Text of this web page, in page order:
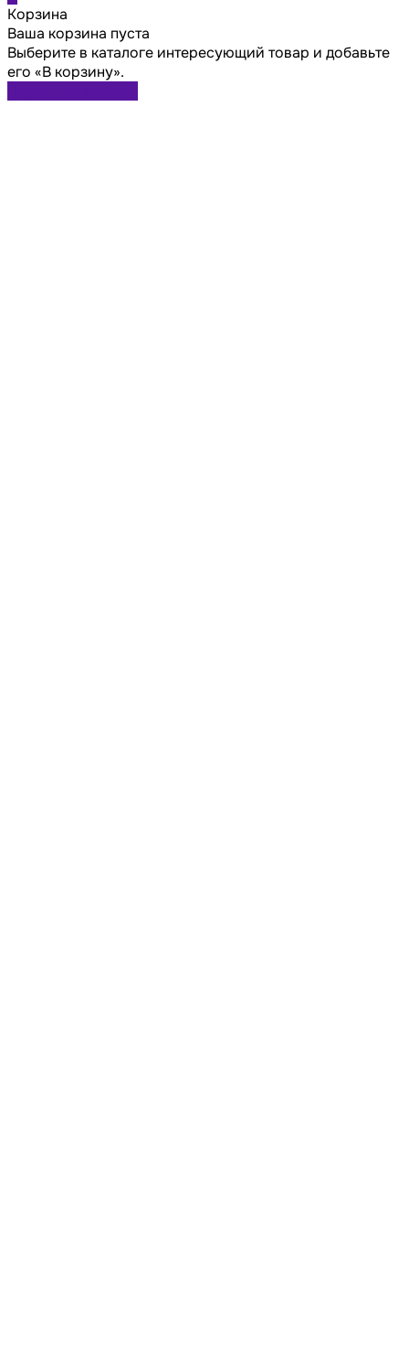
Корзина
Ваша корзина пуста
Выберите в каталоге интересующий товар и добавьте
его «В корзину».